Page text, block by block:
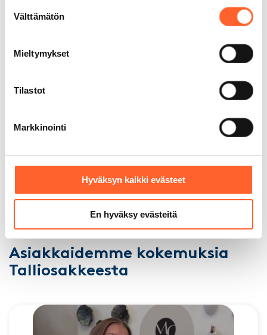
valinta
Välttämätön
Mieltymykset
Tilastot
Markkinointi
Hyväksyn kaikki evästeet
En hyväksy evästeitä
Talliosakkeesta unelmiensa autotallin,
Kauppalehden Menestyjät
Asiakkaidemme kokemuksia
Talliosakkeesta